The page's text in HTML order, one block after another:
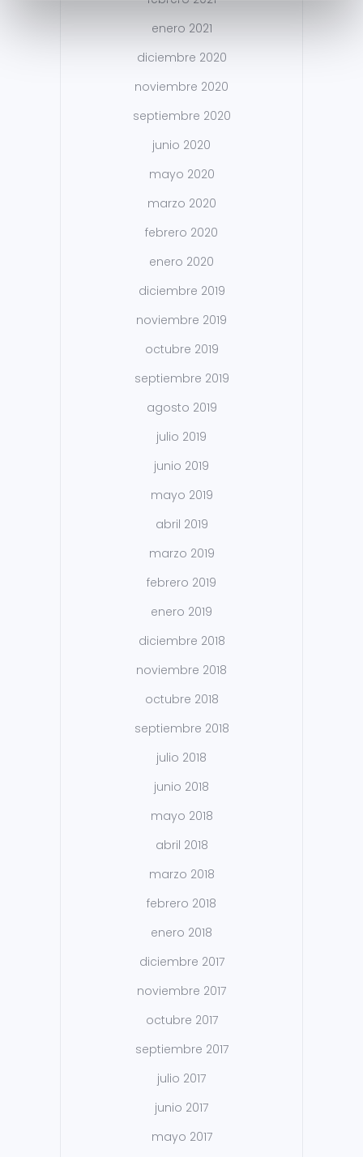
enero 2021
diciembre 2020
noviembre 2020
septiembre 2020
junio 2020
mayo 2020
marzo 2020
febrero 2020
enero 2020
diciembre 2019
noviembre 2019
octubre 2019
septiembre 2019
agosto 2019
julio 2019
junio 2019
mayo 2019
abril 2019
marzo 2019
febrero 2019
enero 2019
diciembre 2018
noviembre 2018
octubre 2018
septiembre 2018
julio 2018
junio 2018
mayo 2018
abril 2018
marzo 2018
febrero 2018
enero 2018
diciembre 2017
noviembre 2017
octubre 2017
septiembre 2017
julio 2017
junio 2017
mayo 2017